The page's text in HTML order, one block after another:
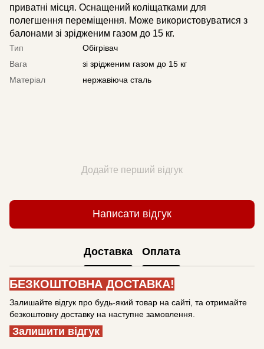
приватні місця. Оснащений коліщатками для
полегшення переміщення. Може використовуватися з
балонами зі зрідженим газом до 15 кг.
Тип
Обігрівач
Вага
зі зрідженим газом до 15 кг
Матеріал
нержавіюча сталь
Додайте перший відгук
Написати відгук
Доставка Оплата
БЕЗКОШТОВНА ДОСТАВКА!
Залишайте відгук про будь-який товар на сайті, та отримайте
безкоштовну доставку на наступне замовлення.
Залишити відгук